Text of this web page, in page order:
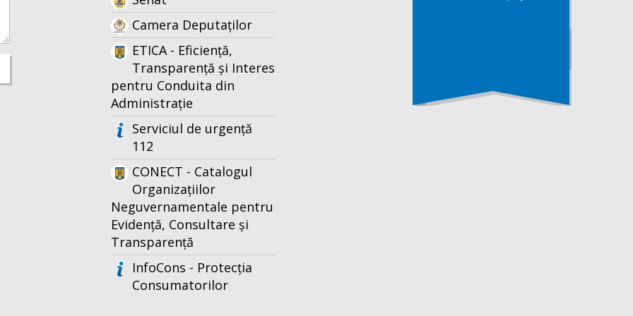
Camera Deputaților
ETICA - Eficiență,
Transparență și Interes
pentru Conduita din
Administrație
Serviciul de urgență
112
CONECT - Catalogul
Organizațiilor
Neguvernamentale pentru
Evidență, Consultare și
Transparență
InfoCons - Protecția
Consumatorilor